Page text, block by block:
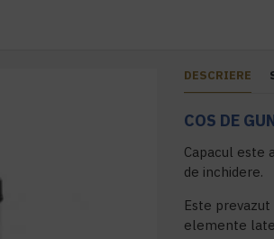
DESCRIERE
COS DE
Capacul este
de inchidere.
Este
elemente